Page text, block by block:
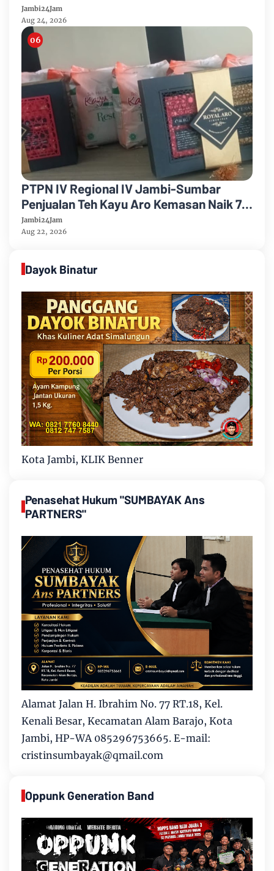
Korem 042/Garuda Putih
Jambi24Jam
Aug 24, 2026
PTPN IV Regional IV Jambi-Sumbar
Penjualan Teh Kayu Aro Kemasan Naik 7
Persen Semester Pertama Tahun 2026
Jambi24Jam
Aug 22, 2026
Dayok Binatur
Kota Jambi, KLIK Benner
Penasehat Hukum "SUMBAYAK Ans
PARTNERS"
Alamat Jalan H. Ibrahim No. 77 RT.18, Kel.
Kenali Besar, Kecamatan Alam Barajo, Kota
Jambi, HP-WA 085296753665. E-mail:
cristinsumbayak@qmail.com
Oppunk Generation Band